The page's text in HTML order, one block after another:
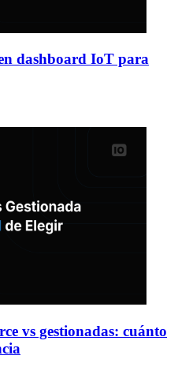
dashboard IoT para
vs gestionadas: cuánto